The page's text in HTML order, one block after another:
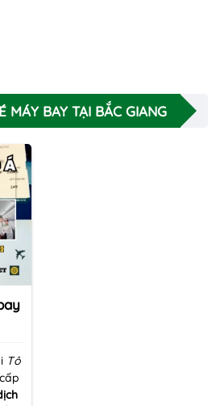
MÁY BAY TẠI BẮC GIANG
Tô